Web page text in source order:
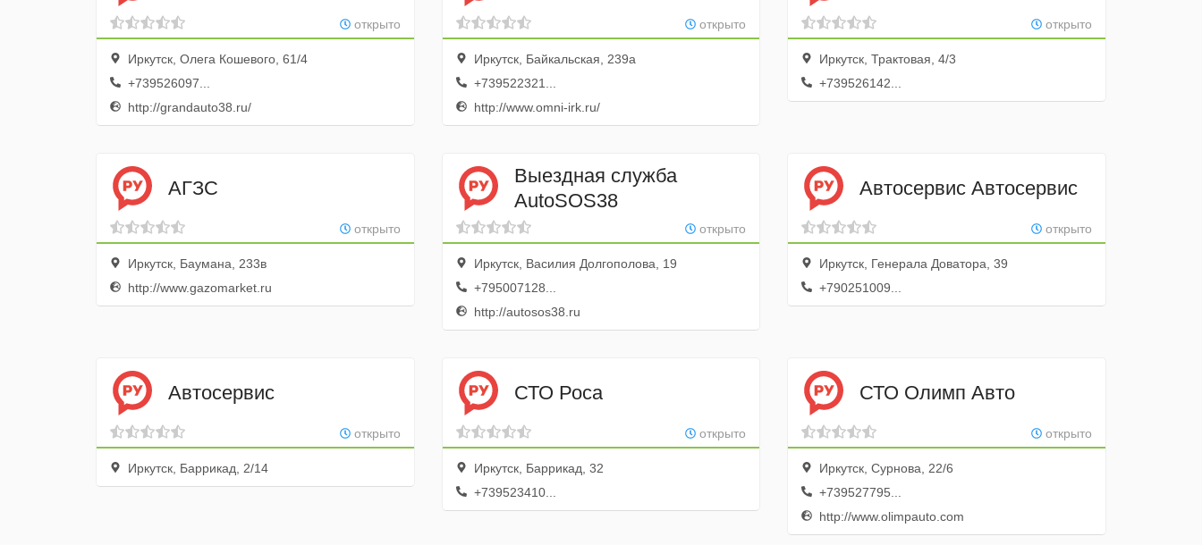
открыто
Иркутск, Олега Кошевого, 61/4
+739526097...
http://grandauto38.ru/
открыто
Иркутск, Байкальская, 239а
+739522321...
http://www.omni-irk.ru/
открыто
Иркутск, Трактовая, 4/3
+739526142...
АГЗС
открыто
Иркутск, Баумана, 233в
http://www.gazomarket.ru
Выездная служба
AutoSOS38
открыто
Иркутск, Василия Долгополова, 19
+795007128...
http://autosos38.ru
Автосервис Автосервис
открыто
Иркутск, Генерала Доватора, 39
+790251009...
Автосервис
открыто
Иркутск, Баррикад, 2/14
СТО Роса
открыто
Иркутск, Баррикад, 32
+739523410...
СТО Олимп Авто
открыто
Иркутск, Сурнова, 22/6
+739527795...
http://www.olimpauto.com